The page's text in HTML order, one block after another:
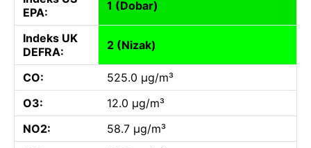
EPA:
1 (Dobar)
Indeks UK
DEFRA:
2 (Nizak)
CO:
525.0 µg/m³
O3:
12.0 µg/m³
NO2:
58.7 µg/m³